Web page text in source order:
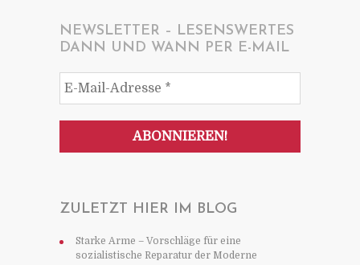
NEWSLETTER – LESENSWERTES
DANN UND WANN PER E-MAIL
ZULETZT HIER IM BLOG
Starke Arme – Vorschläge für eine
sozialistische Reparatur der Moderne